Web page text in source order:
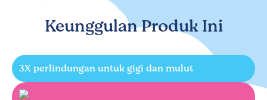
Keunggulan Produk Ini
3X perlindungan untuk gigi dan mulut